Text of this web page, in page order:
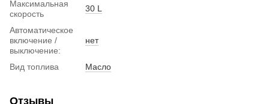
Максимальная
скорость
30 L
Автоматическое
включение /
выключение:
нет
Вид топлива Масло
Отзывы